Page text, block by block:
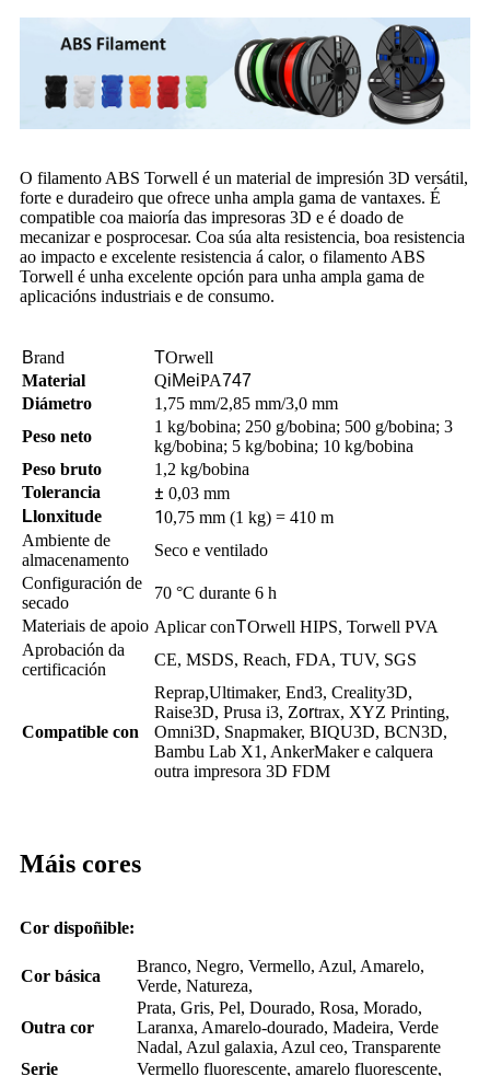
O filamento ABS Torwell é un material de impresión 3D versátil,
forte e duradeiro que ofrece unha ampla gama de vantaxes. É
compatible coa maioría das impresoras 3D e é doado de
mecanizar e posprocesar. Coa súa alta resistencia, boa resistencia
ao impacto e excelente resistencia á calor, o filamento ABS
Torwell é unha excelente opción para unha ampla gama de
aplicacións industriais e de consumo.
Brand TOrwell
Material
QiMeiPA747
Diámetro
1,75 mm/2,85 mm/3,0 mm
Peso neto
1 kg/bobina; 250 g/bobina; 500 g/bobina; 3
kg/bobina; 5 kg/bobina; 10 kg/bobina
Peso bruto
1,2 kg/bobina
Tolerancia
± 0,03 mm
Llonxitude 10,75 mm (1 kg) = 410 m
Ambiente de
almacenamento
Seco e ventilado
Configuración de
secado
70 °C durante 6 h
Materiais de apoio Aplicar conTOrwell HIPS, Torwell PVA
Aprobación da
certificación
CE, MSDS, Reach, FDA, TUV, SGS
Compatible con
Reprap,Ultimaker, End3, Creality3D,
Raise3D, Prusa i3, Zortrax, XYZ Printing,
Omni3D, Snapmaker, BIQU3D, BCN3D,
Bambu Lab X1, AnkerMaker e calquera
outra impresora 3D FDM
Máis cores
Cor dispoñible:
Cor básica
Branco, Negro, Vermello, Azul, Amarelo,
Verde, Natureza,
Outra cor
Prata, Gris, Pel, Dourado, Rosa, Morado,
Laranxa, Amarelo-dourado, Madeira, Verde
Nadal, Azul galaxia, Azul ceo, Transparente
Serie
Vermello fluorescente, amarelo fluorescente,